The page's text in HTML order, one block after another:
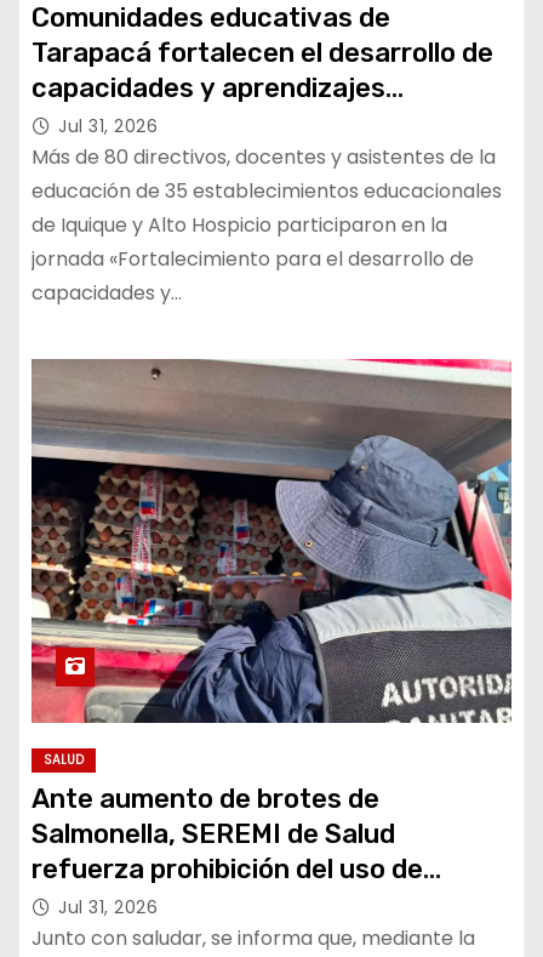
Comunidades educativas de
Tarapacá fortalecen el desarrollo de
capacidades y aprendizajes
socioemocionales desde el currículo
Jul 31, 2026
Más de 80 directivos, docentes y asistentes de la
educación de 35 establecimientos educacionales
de Iquique y Alto Hospicio participaron en la
jornada «Fortalecimiento para el desarrollo de
capacidades y…
SALUD
Ante aumento de brotes de
Salmonella, SEREMI de Salud
refuerza prohibición del uso de
huevos crudos
Jul 31, 2026
Junto con saludar, se informa que, mediante la